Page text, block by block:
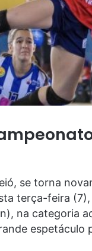
se torna
terça-feira
na categoria
espetáculo